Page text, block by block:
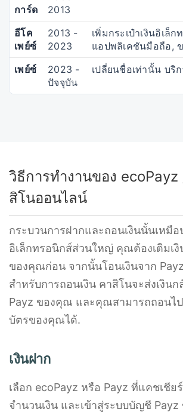
การ์ด
2013
อีโค
เพย์ซ์
2013 -
2023
เพิ่มกระเป๋าเงินอิเล็ก
แอปพลิเคชันมือถือ,
เพย์ซ์
2023 -
ปัจจุบัน
เปลี่ยนชื่อเท่านั้น บริก
วิธีการทำงานของ
สิโนออนไลน์
กระบวนการฝากและถอนเงินนั้นเหมือ
อิเล็กทรอนิกส์ส่วนใหญ่ คุณต้องเติมเงิ
ของคุณก่อน จากนั้นโอนเงินจาก
สำหรับการถอนเงิน คาสิโนจะส่งเงิน
Payz ของคุณ และคุณสามารถถอนไ
บัตรของคุณได้.
เงินฝาก
เลือก ecoPayz หรือ Payz ที่แคชเชีย
จำนวนเงิน และเข้าสู่ระบบบัญชี